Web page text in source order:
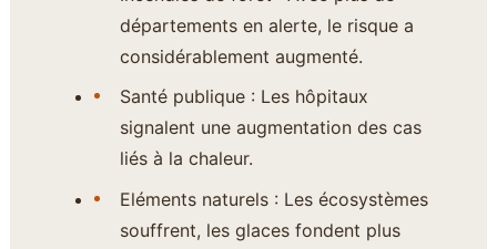
départements en alerte, le risque a
considérablement augmenté.
Santé publique : Les hôpitaux
signalent une augmentation des cas
liés à la chaleur.
Eléments naturels : Les écosystèmes
souffrent, les glaces fondent plus